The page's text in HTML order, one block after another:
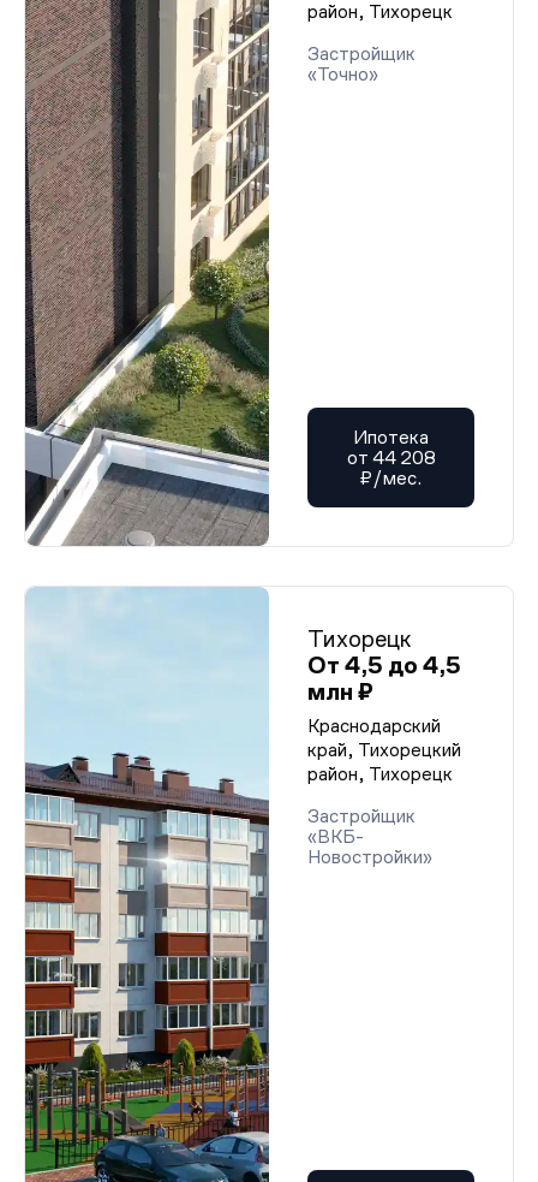
район, Тихорецк
Застройщик
«Точно»
Ипотека
от 44 208
₽/мес.
Тихорецк
От 4,5 до 4,5
млн ₽
Краснодарский
край, Тихорецкий
район, Тихорецк
Застройщик
«ВКБ-
Новостройки»